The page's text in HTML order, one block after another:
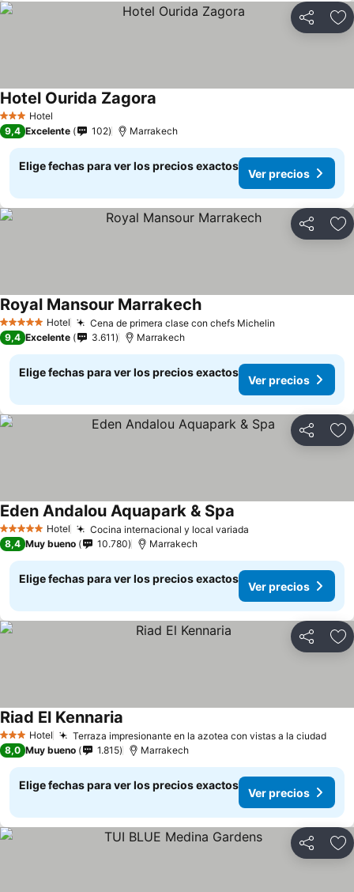
Compartir
3 Estrellas
Hotel
Hotel Ourida Zagora
9,4 Excelente 102 Marrakech
Elige fechas para ver los precios exactos
Ver precios
Compartir
5 Estrellas Hotel Cena de primera clase con chefs Michelin
Royal Mansour Marrakech
9,4 Excelente 3.611 Marrakech
Elige fechas para ver los precios exactos
Ver precios
Compartir
5 Estrellas Hotel Cocina internacional y local variada
Eden Andalou Aquapark & Spa
8,4 Muy bueno 10.780 Marrakech
Elige fechas para ver los precios exactos
Ver precios
Compartir
3 Estrellas
Hotel Terraza impresionante en la azotea con vistas a la ciudad
Riad El Kennaria
8,0 Muy bueno 1.815 Marrakech
Elige fechas para ver los precios exactos
Ver precios
Compartir